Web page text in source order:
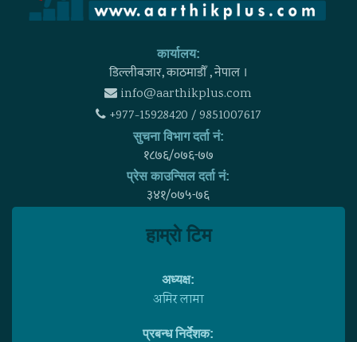
कार्यालय:
डिल्लीबजार, काठमाडाैँ , नेपाल ।
info@aarthikplus.com
+977-15928420 / 9851007617
सुचना विभाग दर्ता नं:
१८७६/०७६-७७
प्रेस काउन्सिल दर्ता नं:
३४१/०७५-७६
हाम्राे टिम
अध्यक्ष:
अमिर लामा
प्रबन्ध निर्देशक: